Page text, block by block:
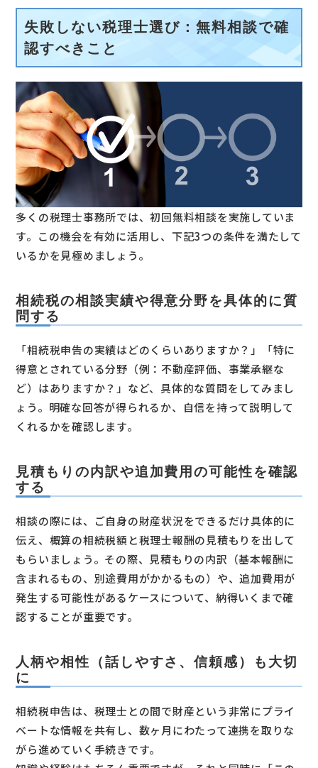
失敗しない税理士選び：無料相談で確
認すべきこと
多くの税理士事務所では、初回無料相談を実施していま
す。この機会を有効に活用し、下記3つの条件を満たして
いるかを見極めましょう。
相続税の相談実績や得意分野を具体的に質
問する
「相続税申告の実績はどのくらいありますか？」「特に
得意とされている分野（例：不動産評価、事業承継な
ど）はありますか？」など、具体的な質問をしてみまし
ょう。明確な回答が得られるか、自信を持って説明して
くれるかを確認します。
見積もりの内訳や追加費用の可能性を確認
する
相談の際には、ご自身の財産状況をできるだけ具体的に
伝え、概算の相続税額と税理士報酬の見積もりを出して
もらいましょう。その際、見積もりの内訳（基本報酬に
含まれるもの、別途費用がかかるもの）や、追加費用が
発生する可能性があるケースについて、納得いくまで確
認することが重要です。
人柄や相性（話しやすさ、信頼感）も大切
に
相続税申告は、税理士との間で財産という非常にプライ
ベートな情報を共有し、数ヶ月にわたって連携を取りな
がら進めていく手続きです。